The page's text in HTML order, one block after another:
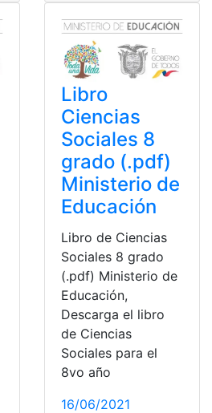
Libro
Ciencias
Sociales 8
grado (.pdf)
Ministerio de
Educación
Libro de Ciencias
Sociales 8 grado
(.pdf) Ministerio de
Educación,
Descarga el libro
de Ciencias
Sociales para el
8vo año
16/06/2021